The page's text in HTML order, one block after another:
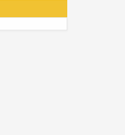
28 Jun